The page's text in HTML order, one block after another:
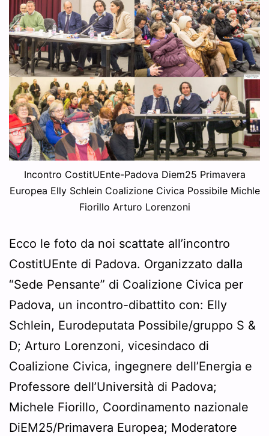
Incontro CostitUEnte-Padova Diem25 Primavera
Europea Elly Schlein Coalizione Civica Possibile Michle
Fiorillo Arturo Lorenzoni
Ecco le foto da noi scattate all’incontro
CostitUEnte di Padova. Organizzato dalla
“Sede Pensante” di Coalizione Civica per
Padova, un incontro-dibattito con: Elly
Schlein, Eurodeputata Possibile/gruppo S &
D; Arturo Lorenzoni, vicesindaco di
Coalizione Civica, ingegnere dell’Energia e
Professore dell’Università di Padova;
Michele Fiorillo, Coordinamento nazionale
DiEM25/Primavera Europea; Moderatore